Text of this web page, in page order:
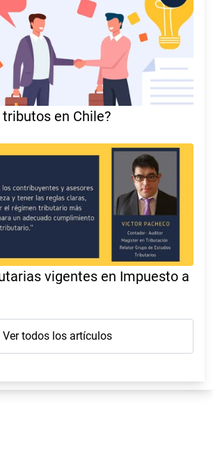
tributos en Chile?
vigentes en Impuesto a
Ver todos los artículos